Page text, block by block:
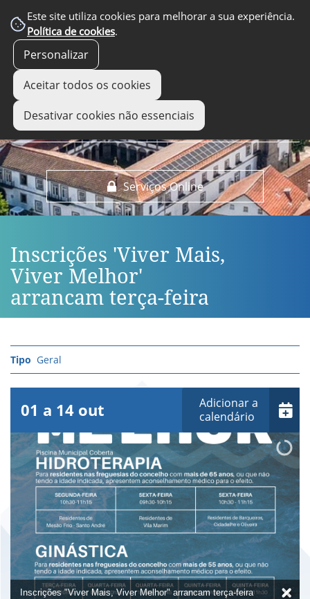
Este site utiliza cookies para melhorar a sua experiência.
Política de cookies.
Personalizar
Aceitar todos os cookies
Desativar cookies não essenciais
Serviços Online
EM DESTAQUE
Inscrições 'Viver Mais,
Viver Melhor'
arrancam terça-feira
Geral
01 a 14 out
Adicionar a
calendário
Inscrições "Viver Mais, Viver Melhor" arrancam terça-feira